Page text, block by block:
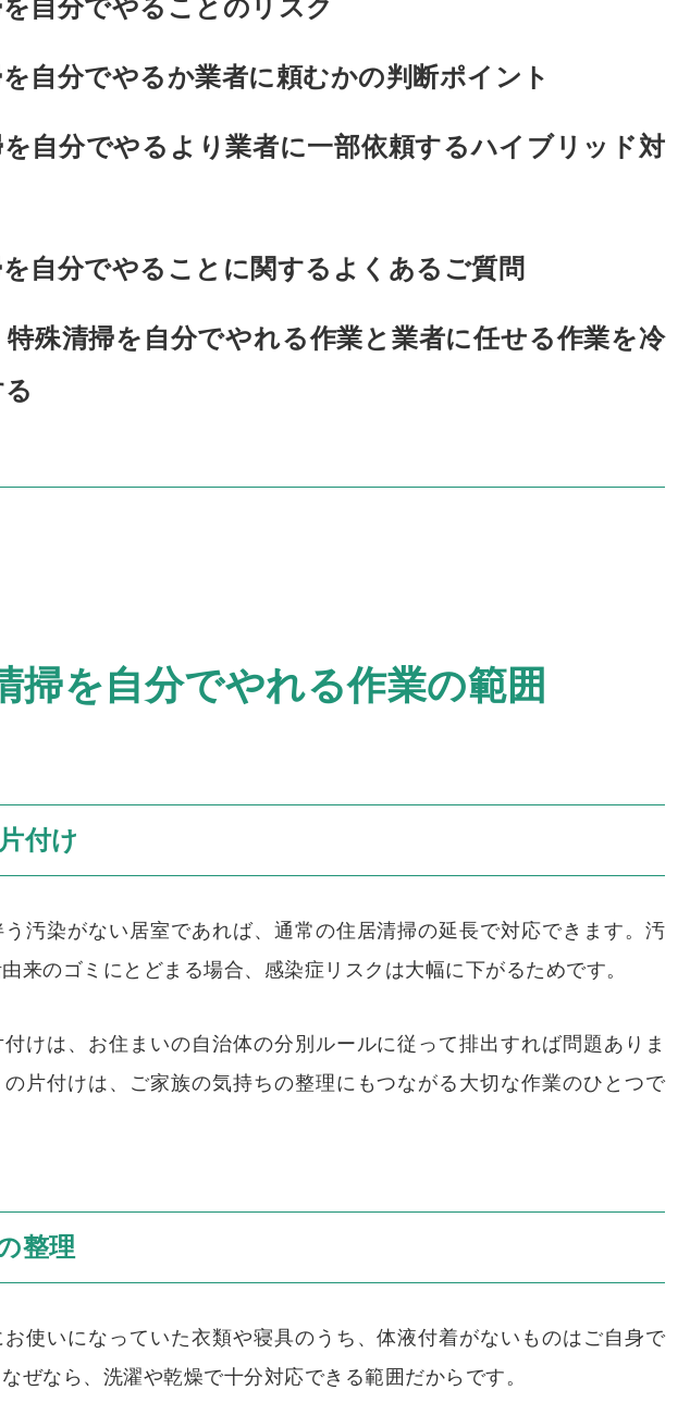
自分でやることのリスク
自分でやるか業者に頼むかの判断ポイント
自分でやるより業者に一部依頼するハイブリッド対
自分でやることに関するよくあるご質問
特殊清掃を自分でやれる作業と業者に任せる作業を冷
掃を自分でやれる作業の範囲
付け
汚染がない居室であれば、通常の住居清掃の延長で対応できます。汚
来のゴミにとどまる場合、感染症リスクは大幅に下がるためです。
けは、お住まいの自治体の分別ルールに従って排出すれば問題ありま
片付けは、ご家族の気持ちの整理にもつながる大切な作業のひとつで
整理
使いになっていた衣類や寝具のうち、体液付着がないものはご自身で
ぜなら、洗濯や乾燥で十分対応できる範囲だからです。